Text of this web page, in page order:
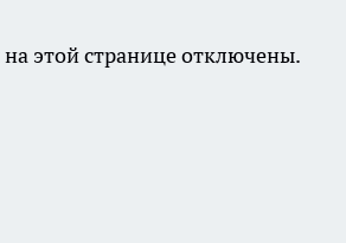
этой странице отключены.